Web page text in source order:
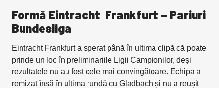
Formă Eintracht Frankfurt – Pariuri
Bundesliga
Eintracht Frankfurt a sperat până în ultima clipă că poate
prinde un loc în preliminariile Ligii Campionilor, deși
rezultatele nu au fost cele mai convingătoare. Echipa a
remizat însă în ultima rundă cu Gladbach și nu a reușit